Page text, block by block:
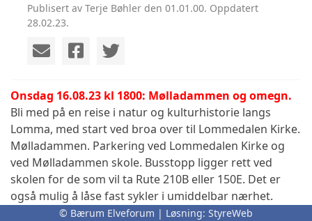
Publisert av Terje Bøhler den 01.01.00. Oppdatert
28.02.23.
Onsdag 16.08.23 kl 1800: Mølladammen og omegn.
Bli med på en reise i natur og kulturhistorie langs
Lomma, med start ved broa over til Lommedalen Kirke.
Mølladammen. Parkering ved Lommedalen Kirke og
ved Mølladammen skole. Busstopp ligger rett ved
skolen for de som vil ta Rute 210B eller 150E. Det er
også mulig å låse fast sykler i umiddelbar nærhet.
Aksjonsgruppen i området deler sine planer og
© Bærum Elveforum | Løsning: StyreWeb